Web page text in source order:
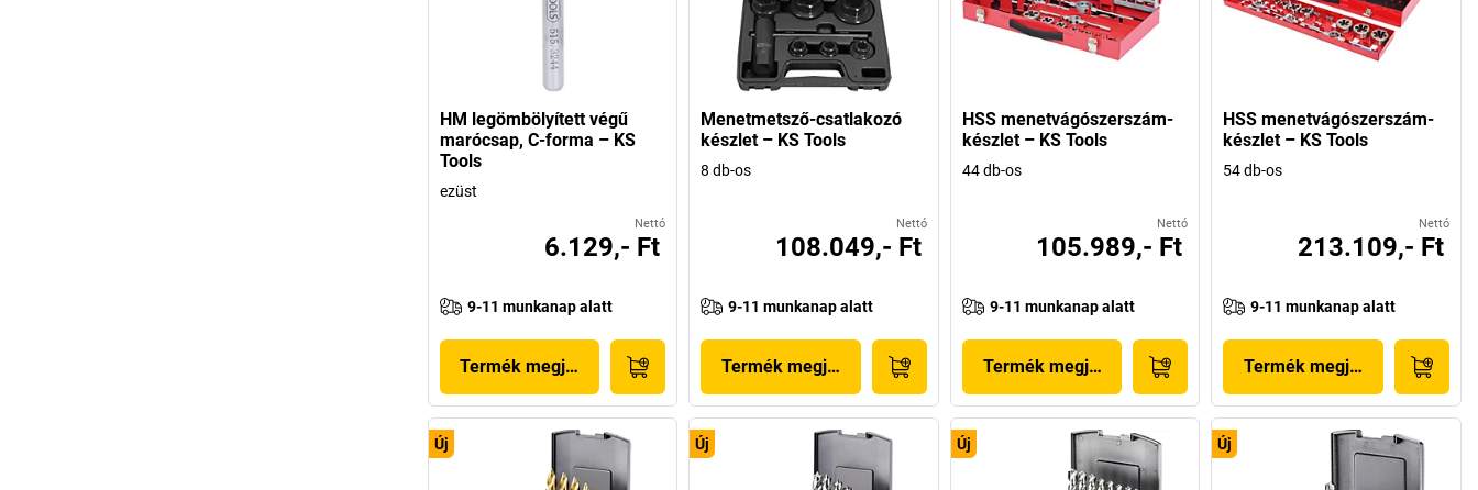
HM legömbölyített végű
marócsap, C-forma – KS
Tools
ezüst
Nettó
6.129,- Ft
9-11 munkanap alatt
Termék megjelenítése
Menetmetsző-csatlakozó
készlet – KS Tools
8 db-os
Nettó
108.049,- Ft
9-11 munkanap alatt
Termék megjelenítése
HSS menetvágószerszám-
készlet – KS Tools
44 db-os
Nettó
105.989,- Ft
9-11 munkanap alatt
Termék megjelenítése
HSS menetvágószerszám-
készlet – KS Tools
54 db-os
Nettó
213.109,- Ft
9-11 munkanap alatt
Termék megjelenítése
Új Új Új Új